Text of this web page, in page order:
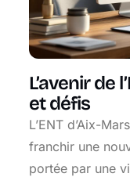
L’avenir de
et défis
L’ENT d’Aix-
franchir une
portée par une